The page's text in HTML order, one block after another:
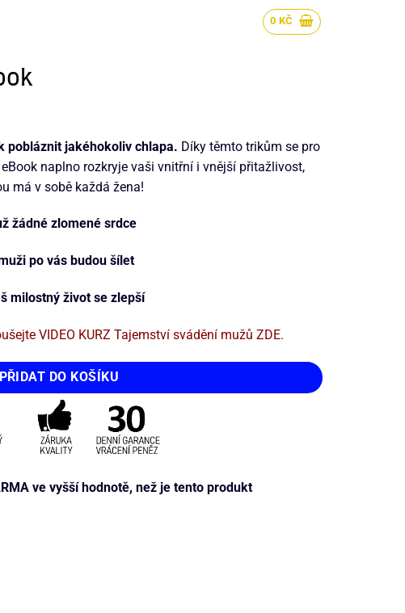
0 KČ
pobláznit jakéhokoliv chlapa. Díky těmto trikům se pro
naplno rozkryje vaši vnitřní i vnější přitažlivost,
má v sobě každá žena!
žádné zlomené srdce
po vás budou šílet
milostný život se zlepší
VIDEO KURZ Tajemství svádění mužů ZDE.
PŘIDAT DO KOŠÍKU
ve vyšší hodnotě, než je tento produkt